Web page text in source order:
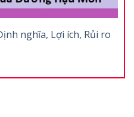
nghĩa, Lợi ích, Rủi ro